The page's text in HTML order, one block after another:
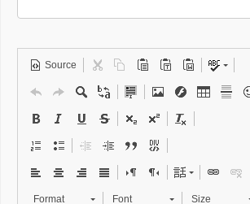
Source
Format Font Size